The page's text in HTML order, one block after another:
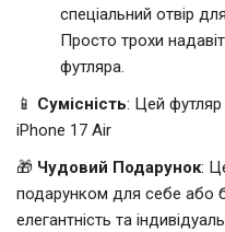
спеціальний отвір
Просто трохи
футляра.
📱 Сумісність: Цей футляр
iPhone 17 Air
🎁 Чудовий Подарунок:
подарунком для себе або
елегантність та